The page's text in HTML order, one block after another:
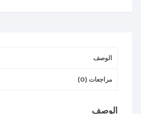
50ملالوصف
مراجعات (0)
الوصف